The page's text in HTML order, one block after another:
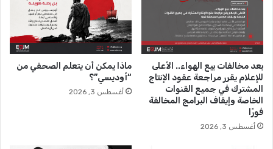
ح
ق
ي
ة
بعد مخالفات بيع الهواء.. الأعلى
للإعلام يقرر مراجعة عقود الإنتاج
المشترك في جميع القنوات
الخاصة وإيقاف البرامج المخالفة
فورًا
أغسطس 3, 2026
ماذا يمكن أن يتعلم الصحفي من
“أوديسي”؟
أغسطس 3, 2026